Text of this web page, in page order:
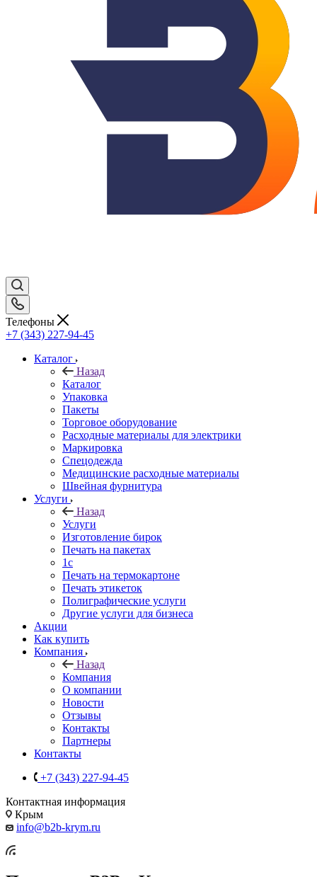
Телефоны
+7 (343) 227-94-45
Каталог
Назад
Каталог
Упаковка
Пакеты
Торговое оборудование
Расходные материалы для электрики
Маркировка
Спецодежда
Медицинские расходные материалы
Швейная фурнитура
Услуги
Назад
Услуги
Изготовление бирок
Печать на пакетах
1c
Печать на термокартоне
Печать этикеток
Полиграфические услуги
Другие услуги для бизнеса
Акции
Как купить
Компания
Назад
Компания
О компании
Новости
Отзывы
Контакты
Партнеры
Контакты
+7 (343) 227-94-45
Контактная информация
Крым
info@b2b-krym.ru